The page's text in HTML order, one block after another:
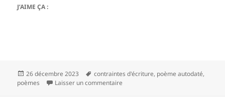
J’AIME ÇA :
Publié
le
26 décembre 2023
Mots-
clés
contraintes d'écriture, poème autodaté,
poèmes
Laisser un commentaire